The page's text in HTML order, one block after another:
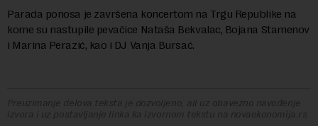
Parada ponosa je završena koncertom na Trgu Republike na
kome su nastupile pevačice Nataša Bekvalac, Bojana Stamenov
i Marina Perazić, kao i DJ Vanja Bursać.
Preuzimanje delova teksta je dozvoljeno, ali uz obavezno navođenje
izvora i uz postavljanje linka ka izvornom tekstu na novaekonomija.rs